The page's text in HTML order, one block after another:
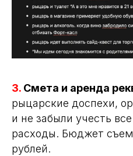
3. Смета и аренда
рыцарские доспехи,
и не забыли учесть
расходы. Бюджет
рублей.